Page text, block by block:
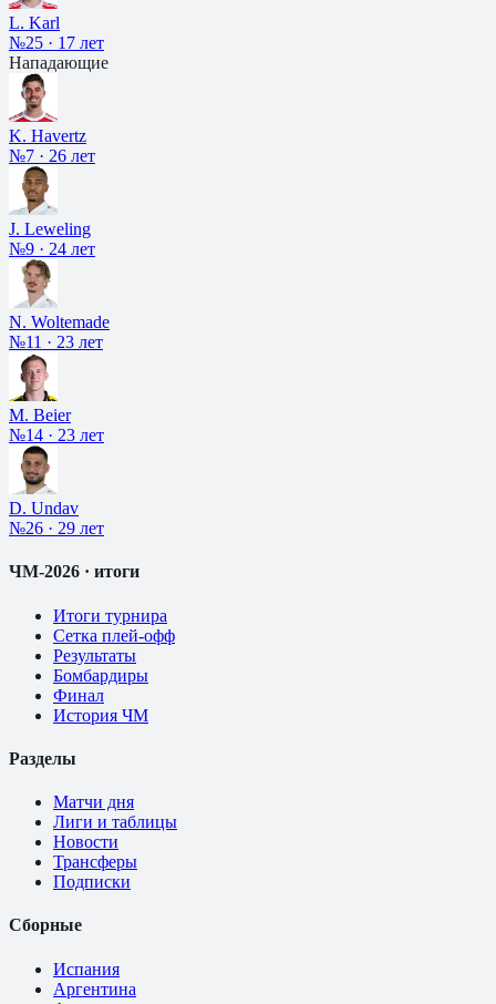
L. Karl
№25 · 17 лет
Нападающие
K. Havertz
№7 · 26 лет
J. Leweling
№9 · 24 лет
N. Woltemade
№11 · 23 лет
M. Beier
№14 · 23 лет
D. Undav
№26 · 29 лет
ЧМ-2026 · итоги
Итоги турнира
Сетка плей-офф
Результаты
Бомбардиры
Финал
История ЧМ
Разделы
Матчи дня
Лиги и таблицы
Новости
Трансферы
Подписки
Сборные
Испания
Аргентина